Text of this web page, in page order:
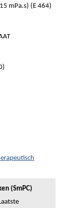
mPa.s) (E 464)
(SmPC)